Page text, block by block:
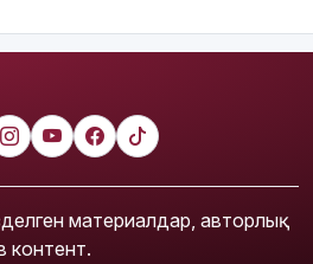
материалдар, авторлық
контент.